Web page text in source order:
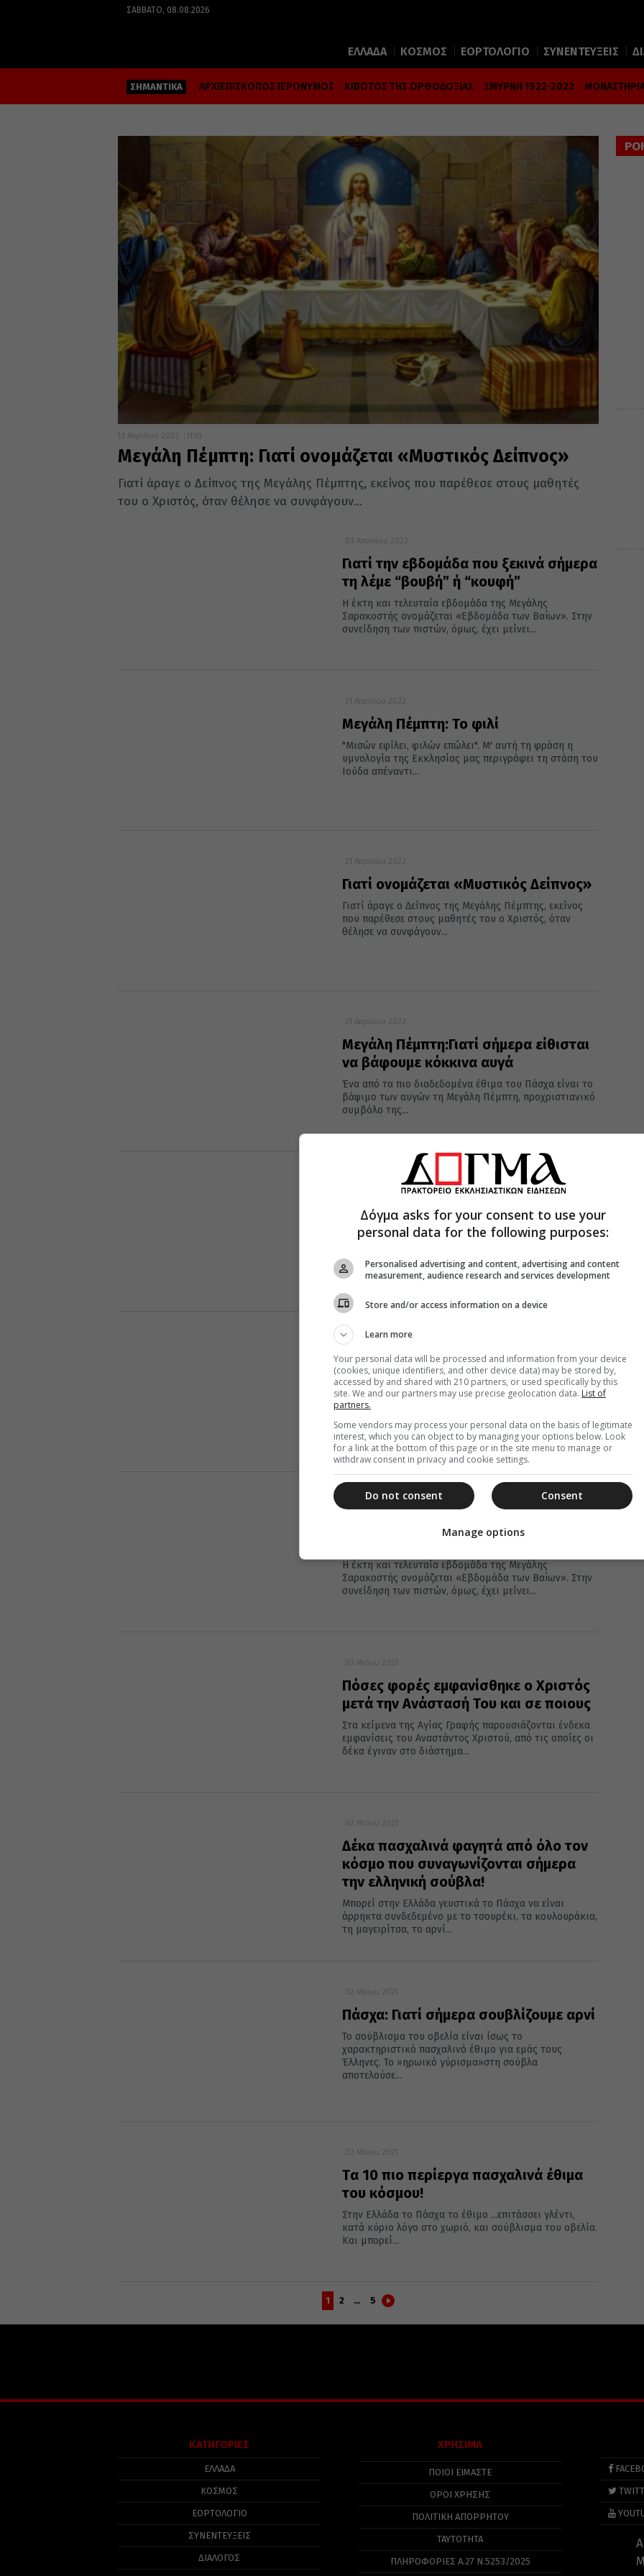
ΣΆΒΒΑΤΟ, 08.08.2026
ΕΛΛΑΔΑ ΚΟΣΜΟΣ ΕΟΡΤΟΛΟΓΙΟ ΣΥΝΕΝΤΕΥΞΕΙΣ
ΣΗΜΑΝΤΙΚΑ ΑΡΧΙΕΠΙΣΚΟΠΟΣ ΙΕΡΩΝΥΜΟΣ ΚΙΒΩΤΟΣ ΤΗΣ ΟΡΘΟΔΟΞΙΑΣ ΣΜΥΡΝΗ 1922-2022
13 Απριλίου 2023 11:10
Μεγάλη Πέμπτη: Γιατί ονομάζεται «Μυστικός Δείπνος»
Γιατί άραγε ο Δείπνος της Μεγάλης Πέμπτης, εκείνος που παρέθεσε στους μαθητές
του ο Χριστός, όταν θέλησε να συνφάγουν...
03 Απριλίου 2023
Γιατί την εβδομάδα που ξεκινά σήμερα
τη λέμε “βουβή” ή “κουφή”
H έκτη και τελευταία εβδομάδα της Μεγάλης
Σαρακοστής ονομάζεται «Εβδομάδα των Βαΐων». Στην
συνείδηση των πιστών, όμως, έχει μείνει...
21 Απριλίου 2022
Μεγάλη Πέμπτη: Το φιλί
"Μισών εφίλει, φιλών επώλει". Μ' αυτή τη φράση η
υμνολογία της Εκκλησίας μας περιγράφει τη στάση του
Ιούδα απέναντι...
21 Απριλίου 2022
Γιατί ονομάζεται «Μυστικός Δείπνος»
Γιατί άραγε ο Δείπνος της Μεγάλης Πέμπτης, εκείνος
που παρέθεσε στους μαθητές του ο Χριστός, όταν
θέλησε να συνφάγουν...
21 Απριλίου 2022
Μεγάλη Πέμπτη:Γιατί σήμερα είθισται
να βάφουμε κόκκινα αυγά
Ένα από τα πιο διαδεδομένα έθιμα του Πάσχα είναι το
βάψιμο των αυγών τη Μεγάλη Πέμπτη, προχριστιανικό
συμβόλο της...
17 Απριλίου 2022
Κυριακή των Βαΐων: Γιατί σήμερα
καταλύεται η νηστεία και τρώμε ψάρι
είσοδο του Κυρίου Ιησού Χριστού στην Ιερουσαλήμ.
Παρά το γεγονός ότι είναι...
17 Απριλίου 2022
Κυριακή των Βαΐων: Τα έθιμα και οι
παραδόσεις της ημέρας
Η Κυριακή της Μεγάλης Εβδομάδας ονομάζεται έτσι,
Χριστού στα Ιεροσόλυμα.
11 Απριλίου 2022
Γιατί η εβδομάδα που ξεκινά σήμερα
ονομάζεται “βουβή” ή “κουφή”
H έκτη και τελευταία εβδομάδα της Μεγάλης
Σαρακοστής ονομάζεται «Εβδομάδα των Βαΐων». Στην
συνείδηση των πιστών, όμως, έχει μείνει...
03 Μαΐου 2021
Πόσες φορές εμφανίσθηκε ο Χριστός
μετά την Ανάστασή Του και σε ποιους
Στα κείμενα της Αγίας Γραφής παρουσιάζονται ένδεκα
εμφανίσεις του Αναστάντος Χριστού, από τις οποίες οι
δέκα έγιναν στο διάστημα...
02 Μαΐου 2021
Δέκα πασχαλινά φαγητά από όλο τον
κόσμο που συναγωνίζονται σήμερα
την ελληνική σούβλα!
Μπορεί στην Ελλάδα γευστικά το Πάσχα να είναι
άρρηκτα συνδεδεμένο με το τσουρέκι, τα κουλουράκια,
τη μαγειρίτσα, το αρνί...
02 Μαΐου 2021
Πάσχα: Γιατί σήμερα σουβλίζουμε αρνί
Το σούβλισμα του οβελία είναι ίσως το
χαρακτηριστικό πασχαλινό έθιμο για εμάς τους
Έλληνες. Το »ηρωικό γύρισμα»στη σούβλα
αποτελούσε...
02 Μαΐου 2021
Tα 10 πιο περίεργα πασχαλινά έθιμα
του κόσμου!
Στην Ελλάδα το Πάσχα το έθιμο ...επιτάσσει γλέντι,
κατά κύριο λόγο στο χωριό, και σούβλισμα του οβελία.
Και μπορεί...
1 2 … 5
ΚΑΤΗΓΟΡΙΕΣ
ΕΛΛΑΔΑ
ΚΟΣΜΟΣ
ΕΟΡΤΟΛΟΓΙΟ
ΣΥΝΕΝΤΕΥΞΕΙΣ
ΔΙΑΛΟΓΟΣ
ΧΡΗΣΙΜΑ
ΠΟΙΟΙ ΕΙΜΑΣΤΕ
ΟΡΟΙ ΧΡΗΣΗΣ
ΠΟΛΙΤΙΚΉ ΑΠΟΡΡΉΤΟΥ
ΤΑΥΤΟΤΗΤΑ
ΠΛΗΡΟΦΟΡΊΕΣ Α.27 Ν.5253/2025
Δόγμα asks for your consent to use your
personal data for the following purposes:
Personalised advertising and content, advertising and content
measurement, audience research and services development
Store and/or access information on a device
Learn more
Your personal data will be processed and information from your device
(cookies, unique identifiers, and other device data) may be stored by,
accessed by and shared with 210 partners, or used specifically by this
site. We and our partners may use precise geolocation data. List of
partners.
Some vendors may process your personal data on the basis of legitimate
interest, which you can object to by managing your options below. Look
for a link at the bottom of this page or in the site menu to manage or
withdraw consent in privacy and cookie settings.
Consent
Do not consent
Manage options